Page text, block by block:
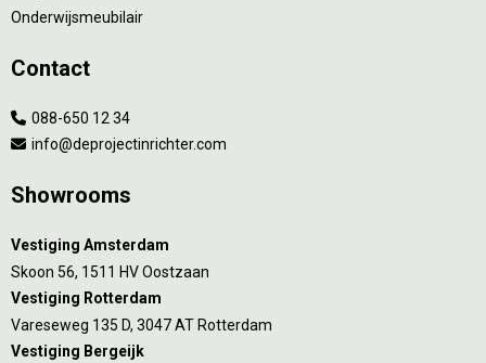
Onderwijsmeubilair
Contact
088-650 12 34
info@deprojectinrichter.com
Showrooms
Vestiging Amsterdam
Skoon 56, 1511 HV Oostzaan
Vestiging Rotterdam
Vareseweg 135 D, 3047 AT Rotterdam
Vestiging Bergeijk